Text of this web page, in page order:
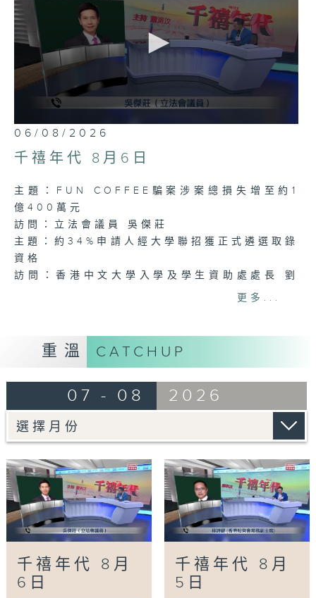
0
seconds
of
1
18
minutes,
39
seconds
06/08/2026
千禧年代 8月6日
主題：FUN COFFEE騙案涉案總損失增至約1
億400萬元
訪問：立法會議員 吳傑莊
主題：約34%申請人經大學聯招獲正式遴選取錄
資格
訪問：香港中文大學入學及學生資助處處長 劉
訪問：個人資料私隱專員 鍾麗玲
主題：貿發局第3屆「香港好物節」首度進軍東
訪問：香港貿易發展局副總裁 鍾永喜
主題：5歲男童被虐待致死 母親判囚22年／性
罪行法例公眾諮詢完結
訪問：防止虐待兒童會總幹事 婁小君
主題：七歲男童感染甲型流感不治 今年首宗兒
童流感離世個案
訪問：亞洲兒童傳染病學會會長 關日華醫生
Tag: 蕭洛汶,FM926香港電台第一台,公共事
更多...
重溫 CATCHUP
07 - 08 2026
千禧年代 8月
6日
千禧年代 8月
5日